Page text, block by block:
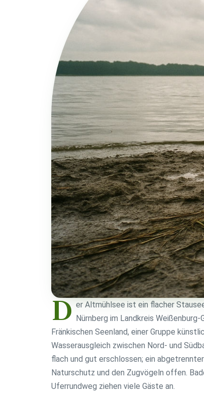
D er Altmühlsee ist ein flacher
Nürnberg im Landkreis Weißenburg-
Fränkischen Seenland, einer Gruppe
Wasserausgleich zwischen Nord- und
flach und gut erschlossen; ein
Naturschutz und den Zugvögeln offen.
Uferrundweg ziehen viele Gäste an.